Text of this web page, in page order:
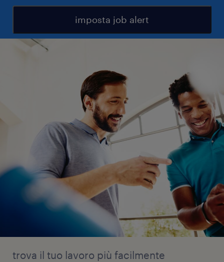
imposta job alert
trova il tuo lavoro più facilmente